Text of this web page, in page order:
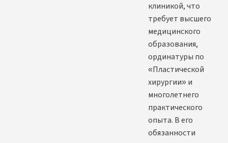
клиникой, что
требует высшего
медицинского
образования,
ординатуры по
«Пластической
хирургии» и
многолетнего
практического
опыта. В его
обязанности